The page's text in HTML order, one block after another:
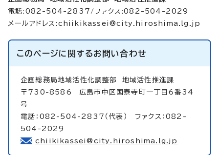
電話:082-504-2837/ファクス:082-504-2029
メールアドレス: chiikikassei@city.hiroshima.lg.jp
このページに関するお問い合わせ
企画総務局地域活性化調整部 地域活性推進課
〒730-8586 広島市中区国泰寺町一丁目6番34
号
電話：082-504-2837（代表） ファクス：082-
504-2029
chiikikassei@city.hiroshima.lg.jp